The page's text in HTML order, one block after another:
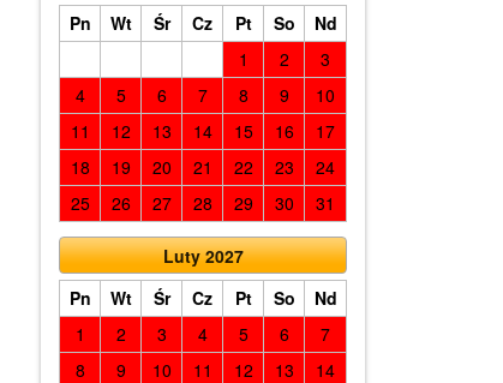
Pn
Wt Śr Cz Pt So
Nd
1
2
3
4
5 6 7 8 9
10
11
12 13 14 15 16
17
18
19 20 21 22 23
24
25
26 27 28 29 30 31
Luty 2027
Pn
Wt Śr Cz Pt So
Nd
1
2 3 4 5 6
7
8
9 10 11 12 13
14